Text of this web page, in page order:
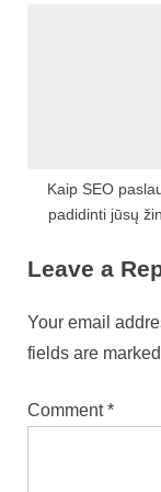
Kaip SEO
padidinti jūsų
bei natūralų
Leave a
Your email
fields are marked
Comment*